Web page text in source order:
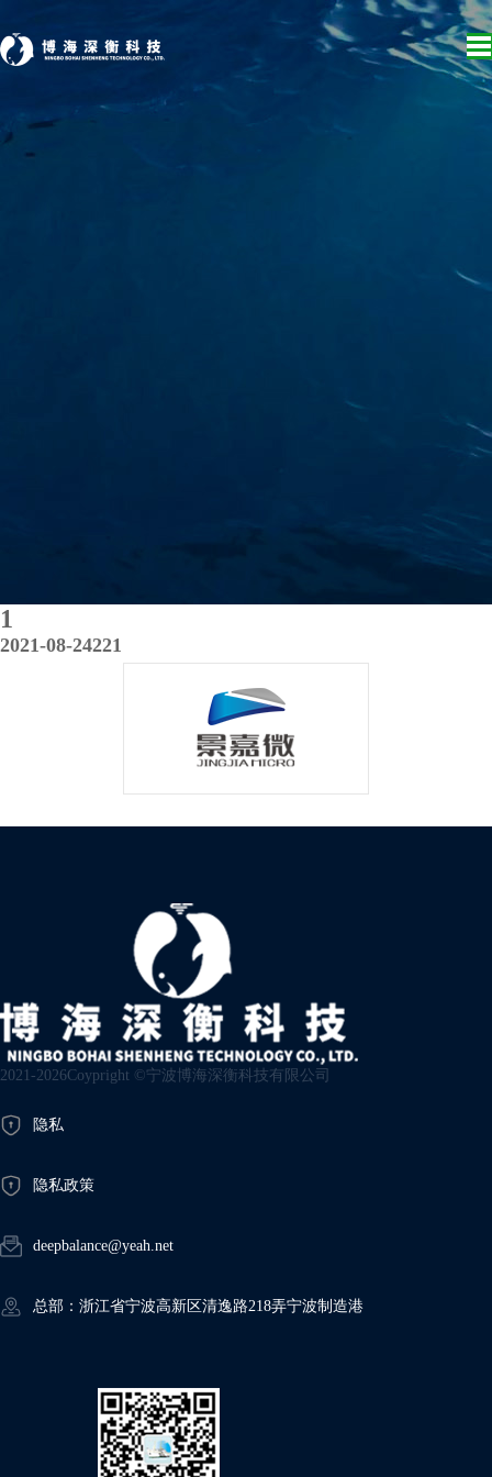
1
2021-08-24221
2021-2026Coypright ©宁波博海深衡科技有限公司
隐私
隐私政策
deepbalance@yeah.net
总部：浙江省宁波高新区清逸路218弄宁波制造港